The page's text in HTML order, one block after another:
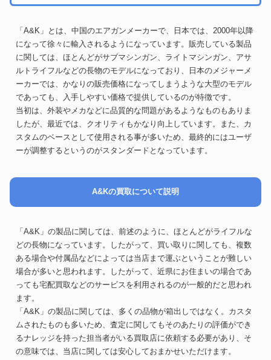
「A&K」とは、中国のエアガンメーカーで、日本では、2000年以降
になって徐々に輸入されるようになっています。販売している製品
に関しては、ほとんどがサブマシンガン、ライトマシンガン、アサ
ルトライフルなどの長物のモデルになっており、日本のメジャーメ
ーカーでは、かなりの販売価格になってしまうような大型のモデル
であっても、入手しやすい価格で提供しているのが特徴です。
当初は、外装やメカなどに品質的な問題があるようなものもありま
したが、最近では、クオリティもかなり向上しています。また、カ
スタムのベースとして使用される事が多いため、最終的にはユーザ
ーが調整するというのがスタンダードとなっています。
A&Kの買取について説明
「A&K」の製品に関しては、前述のように、ほとんどがライフルな
どの長物になっています。したがって、買い取りに関しても、複数
ある場合や付属品などによっては当店まで運ぶということが難しい
場合が多いと思われます。したがって、近県にお住まいの場合であ
っても宅配買取などのサービスを利用されるのが一般的だと思われ
ます。
「A&K」の製品に関しては、多くの品物が箱出しではなく。カスタ
ムされたものも多いため、査定に関してもそのあたりの評価ができ
るナレッジを持った担当者がいる買取店に依頼する必要があり、そ
の意味では、当店に関しては安心しておまかせいただけます。